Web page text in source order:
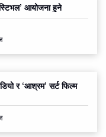
आयोजना हुने
र ‘आश्रम’ सर्ट फिल्म